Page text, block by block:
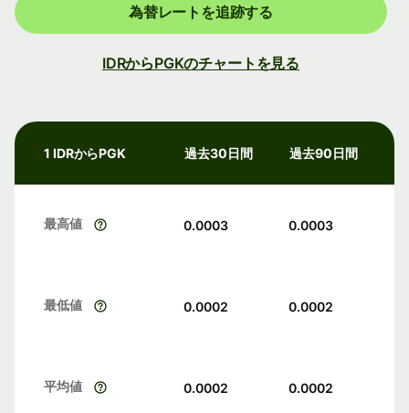
為替レートを追跡する
IDRからPGKのチャートを見る
1 IDRからPGK 過去30日間 過去90日間
最高値 0.0003 0.0003
最低値 0.0002 0.0002
平均値 0.0002 0.0002